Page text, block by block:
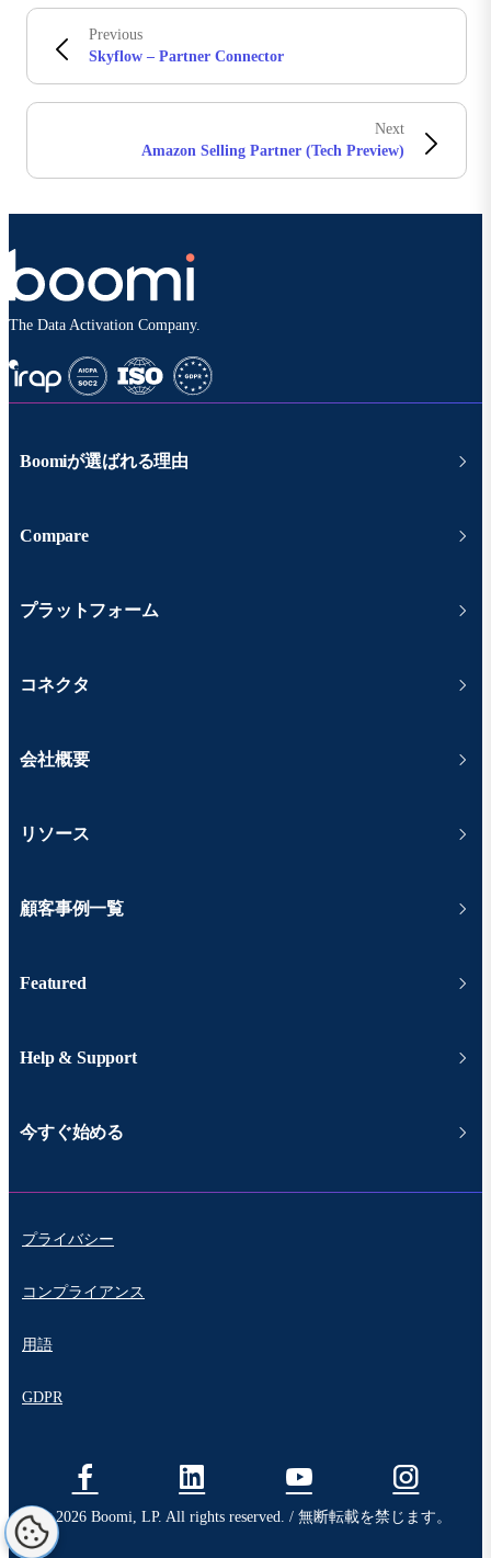
Previous
Skyflow – Partner Connector
Next
Amazon Selling Partner (Tech Preview)
The Data Activation Company.
Boomiが選ばれる理由
Compare
プラットフォーム
コネクタ
会社概要
リソース
顧客事例一覧
Featured
Help & Support
今すぐ始める
プライバシー
コンプライアンス
用語
GDPR
© 2026 Boomi, LP. All rights reserved. / 無断転載を禁じます。